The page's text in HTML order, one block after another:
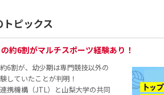
ピックス
約6割がマルチスポーツ経験あり！
6割が、幼少期は専門競技以外の
していたことが判明！
携機構（JTL）と山梨大学の共同